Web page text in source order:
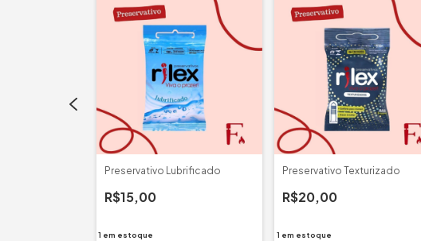
Preservativo Lubrificado
R$15,00
1 em estoque
Preservativo Texturizado
R$20,00
1 em estoque